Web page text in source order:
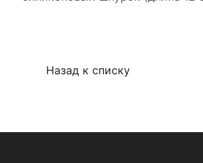
Назад к списку